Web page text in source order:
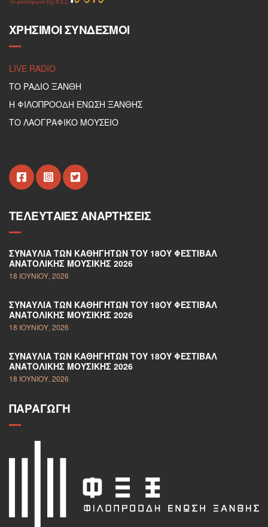
ΧΡΉΣΙΜΟΙ ΣΎΝΔΕΣΜΟΙ
LIVE RADIO
ΤΟ ΡΑΔΙΟ ΞΑΝΘΗ
Η ΦΙΛΟΠΡΟΟΔΗ ΕΝΩΣΗ ΞΑΝΘΗΣ
ΤΟ ΛΑΟΓΡΑΦΙΚΟ ΜΟΥΣΕΙΟ
ΤΕΛΕΥΤΑΊΕΣ ΑΝΑΡΤΉΣΕΙΣ
ΣΥΝΑΥΛΊΑ ΤΩΝ ΚΑΘΗΓΗΤΏΝ ΤΟΥ 18ΟΥ ΦΕΣΤΙΒΆΛ
ΑΝΑΤΟΛΙΚΉΣ ΜΟΥΣΙΚΉΣ 2026
18 ΙΟΥΝΊΟΥ, 2026
ΣΥΝΑΥΛΊΑ ΤΩΝ ΚΑΘΗΓΗΤΏΝ ΤΟΥ 18ΟΥ ΦΕΣΤΙΒΆΛ
ΑΝΑΤΟΛΙΚΉΣ ΜΟΥΣΙΚΉΣ 2026
18 ΙΟΥΝΊΟΥ, 2026
ΣΥΝΑΥΛΊΑ ΤΩΝ ΚΑΘΗΓΗΤΏΝ ΤΟΥ 18ΟΥ ΦΕΣΤΙΒΆΛ
ΑΝΑΤΟΛΙΚΉΣ ΜΟΥΣΙΚΉΣ 2026
18 ΙΟΥΝΊΟΥ, 2026
ΠΑΡΑΓΩΓΉ